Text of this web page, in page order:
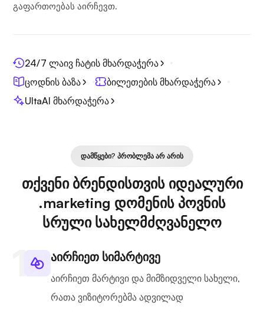
გაფართოებას აირჩევთ.
24/7 ლაივ ჩატის მხარდაჭერა
ცოდნის ბაზა
ბილეთების მხარდაჭერა
UltaAI მხარდაჭერა
ᲓᲐᲛᲬᲧᲔᲑᲘ? ᲞᲠᲝᲑᲚᲔᲛᲐ ᲐᲠ ᲐᲠᲘᲡ
თქვენი ბრენდისთვის იდეალური
.marketing დომენის პოვნის
სრული სახელმძღვანელო
აირჩიეთ სიმარტივე
აირჩიეთ მარტივი და მიმზიდველი სახელი,
რათა ვიზიტორებმა ადვილად